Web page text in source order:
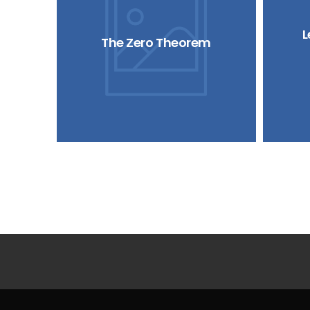
The Zero Theorem